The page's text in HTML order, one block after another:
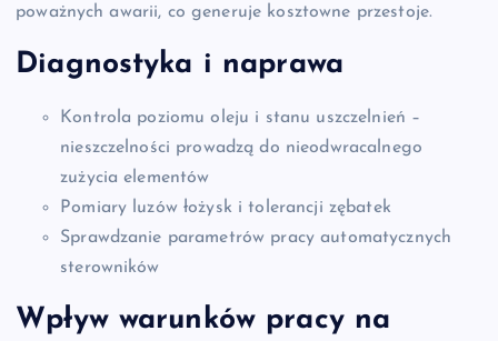
poważnych awarii, co generuje kosztowne przestoje.
Diagnostyka i naprawa
Kontrola poziomu oleju i stanu uszczelnień –
nieszczelności prowadzą do nieodwracalnego
zużycia elementów
Pomiary luzów łożysk i tolerancji zębatek
Sprawdzanie parametrów pracy automatycznych
sterowników
Wpływ warunków pracy na